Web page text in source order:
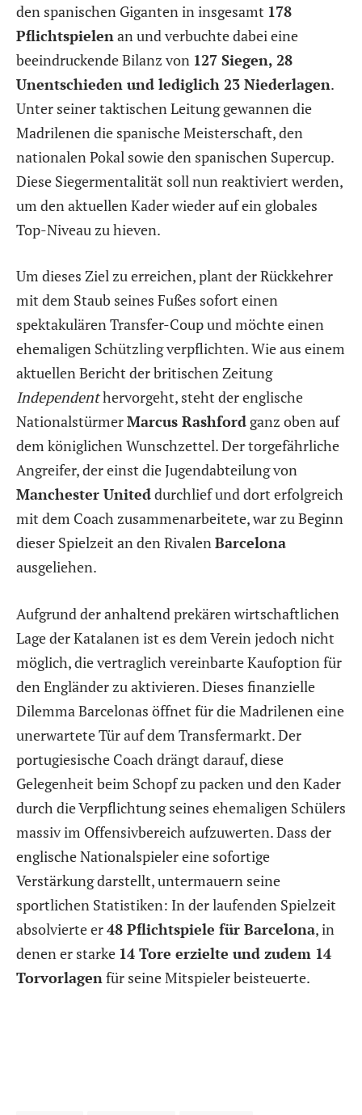
den spanischen Giganten in insgesamt 178
Pflichtspielen an und verbuchte dabei eine
beeindruckende Bilanz von 127 Siegen, 28
Unentschieden und lediglich 23 Niederlagen.
Unter seiner taktischen Leitung gewannen die
Madrilenen die spanische Meisterschaft, den
nationalen Pokal sowie den spanischen Supercup.
Diese Siegermentalität soll nun reaktiviert werden,
um den aktuellen Kader wieder auf ein globales
Top-Niveau zu hieven.
Um dieses Ziel zu erreichen, plant der Rückkehrer
mit dem Staub seines Fußes sofort einen
spektakulären Transfer-Coup und möchte einen
ehemaligen Schützling verpflichten. Wie aus einem
aktuellen Bericht der britischen Zeitung
Independenthervorgeht, steht der englische
NationalstürmerMarcus Rashford ganz oben auf
dem königlichen Wunschzettel. Der torgefährliche
Angreifer, der einst die Jugendabteilung von
Manchester Uniteddurchlief und dort erfolgreich
mit dem Coach zusammenarbeitete, war zu Beginn
dieser Spielzeit an den RivalenBarcelona
ausgeliehen.
Aufgrund der anhaltend prekären wirtschaftlichen
Lage der Katalanen ist es dem Verein jedoch nicht
möglich, die vertraglich vereinbarte Kaufoption für
den Engländer zu aktivieren. Dieses finanzielle
Dilemma Barcelonas öffnet für die Madrilenen eine
unerwartete Tür auf dem Transfermarkt. Der
portugiesische Coach drängt darauf, diese
Gelegenheit beim Schopf zu packen und den Kader
durch die Verpflichtung seines ehemaligen Schülers
massiv im Offensivbereich aufzuwerten. Dass der
englische Nationalspieler eine sofortige
Verstärkung darstellt, untermauern seine
sportlichen Statistiken: In der laufenden Spielzeit
absolvierte er48 Pflichtspiele für Barcelona, in
denen er starke 14 Tore erzielte und zudem 14
Torvorlagenfür seine Mitspieler beisteuerte.